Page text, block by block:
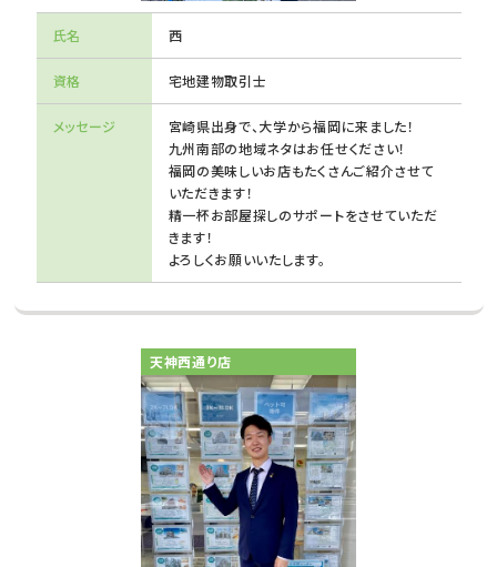
氏名 西
資格 宅地建物取引士
メッセージ
宮崎県出身で、大学から福岡に来ました！
九州南部の地域ネタはお任せください！
福岡の美味しいお店もたくさんご紹介させて
いただきます！
精一杯お部屋探しのサポートをさせていただ
きます！
よろしくお願いいたします。
天神西通り店